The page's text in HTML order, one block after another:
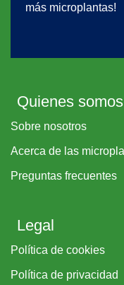
más microplantas!
Quienes somos
Sobre nosotros
Acerca de las
Preguntas frecuentes
Legal
Política de cookies
Política de privacidad